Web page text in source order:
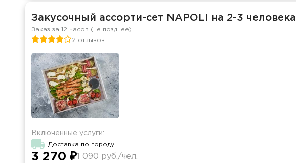
Закусочный ассорти-сет NAPOLI на 2-3 человека
Заказ за 12 часов (не позднее)
2 отзывов
Включенные услуги:
Доставка по городу
3 270 ₽ 1 090 руб./чел.